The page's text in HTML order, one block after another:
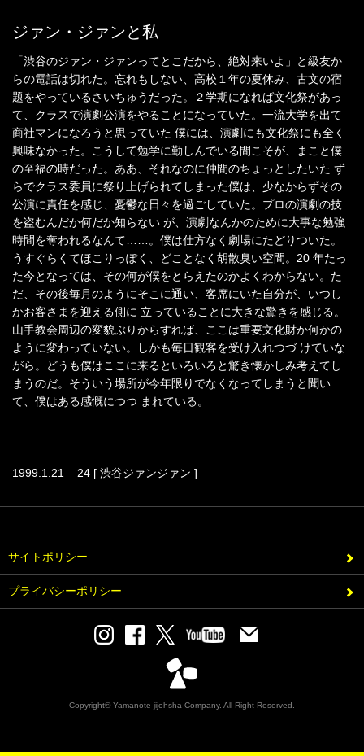
ジァン・ジァンと私
「渋谷のジァン・ジァンってとこだから、絶対来いよ」と級友か
らの電話は切れた。忘れもしない、高校１年の夏休み、古文の宿
題をやっているさいちゅうだった。２学期になれば文化祭があっ
て、クラスで演劇公演をやることになっていた。一流大学を出て
商社マンになろうと思っていた 僕には、演劇にも文化祭にも全く
興味なかった。こうして勉学に勤しんでいる間こそが、まこと僕
の至福の時だった。ああ、それなのに仲間のちょっとしたいた ず
らでクラス委員に祭り上げられてしまった僕は、少なからずその
公演に責任を感じ、憂鬱な日々を過ごしていた。プロの演劇の技
を盗むんだか何だか知らない が、演劇なんかのために大事な勉強
時間を奪われるなんて……。僕は仕方なく劇場にたどりついた。
うすぐらくてほこりっぽく、どことなく胡散臭い空間。20 年たっ
た今となっては、その何が僕をとらえたのかよくわからない。た
だ、その後毎月のようにそこに通い、客席にいた自分が、いつし
かお客さまを迎える側に 立っていることに大きな驚きを感じる。
山手教会周辺の変貌ぶりからすれば、ここは重要文化財か何かの
ように変わっていない。しかも毎日観客を受け入れつづ けていな
がら。どうも僕はここに来るといろいろと驚き懐かしみ考えてし
まうのだ。そういう場所が今年限りでなくなってしまうと聞い
て、僕はある感慨につつ まれている。
1999.1.21 – 24 [ 渋谷ジァンジァン ]
サイトポリシー
プライバシーポリシー
Copyright© Yamanote jijohsha Company. All Right Reserved.